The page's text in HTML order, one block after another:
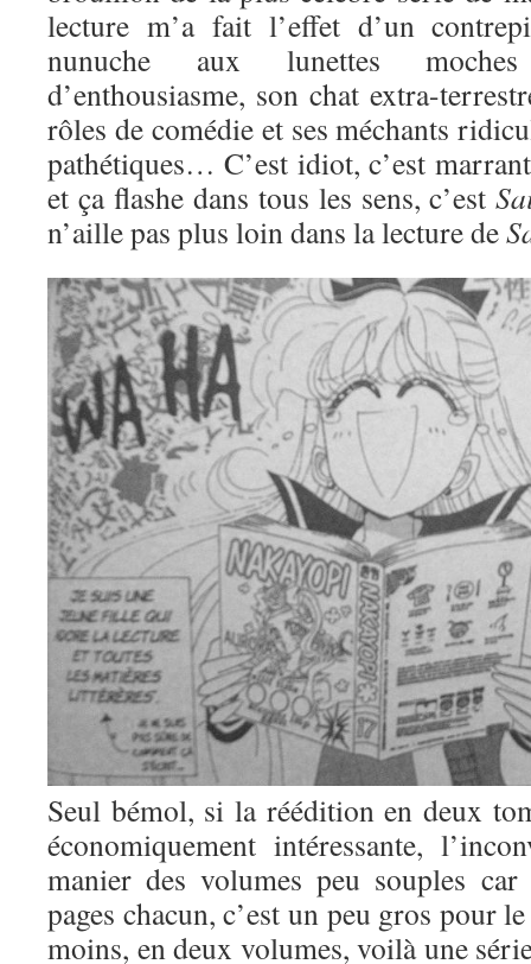
lecture m’a fait l’effet d’un
nunuche aux lunettes
d’enthousiasme, son chat extra-
rôles de comédie et ses méchants
pathétiques… C’est idiot, c’est
et ça flashe dans tous les sens, c’est
n’aille pas plus loin dans la lecture de
Seul bémol, si la réédition en deux
économiquement intéressante,
manier des volumes peu souples
pages chacun, c’est un peu gros pour
moins, en deux volumes, voilà une